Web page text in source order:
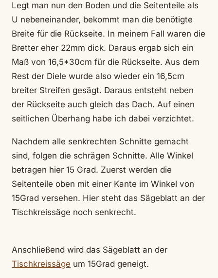
Legt man nun den Boden und die Seitenteile als
U nebeneinander, bekommt man die benötigte
Breite für die Rückseite. In meinem Fall waren die
Bretter eher 22mm dick. Daraus ergab sich ein
Maß von 16,5*30cm für die Rückseite. Aus dem
Rest der Diele wurde also wieder ein 16,5cm
breiter Streifen gesägt. Daraus entsteht neben
der Rückseite auch gleich das Dach. Auf einen
seitlichen Überhang habe ich dabei verzichtet.
Nachdem alle senkrechten Schnitte gemacht
sind, folgen die schrägen Schnitte. Alle Winkel
betragen hier 15 Grad. Zuerst werden die
Seitenteile oben mit einer Kante im Winkel von
15Grad versehen. Hier steht das Sägeblatt an der
Tischkreissäge noch senkrecht.
Anschließend wird das Sägeblatt an der
Tischkreissäge um 15Grad geneigt.